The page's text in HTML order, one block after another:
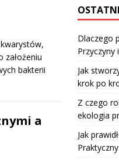
założeniu
bakterii
a
Dlaczego
Przyczyny
Jak
krok po
Z czego
ekologia
Jak